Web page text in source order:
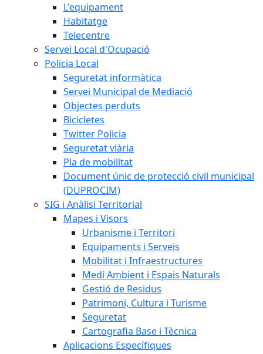
L'equipament
Habitatge
Telecentre
Servei Local d'Ocupació
Policia Local
Seguretat informàtica
Servei Municipal de Mediació
Objectes perduts
Bicicletes
Twitter Policia
Seguretat viària
Pla de mobilitat
Document únic de protecció civil municipal
(DUPROCIM)
SIG i Anàlisi Territorial
Mapes i Visors
Urbanisme i Territori
Equipaments i Serveis
Mobilitat i Infraestructures
Medi Ambient i Espais Naturals
Gestió de Residus
Patrimoni, Cultura i Turisme
Seguretat
Cartografia Base i Tècnica
Aplicacions Específiques